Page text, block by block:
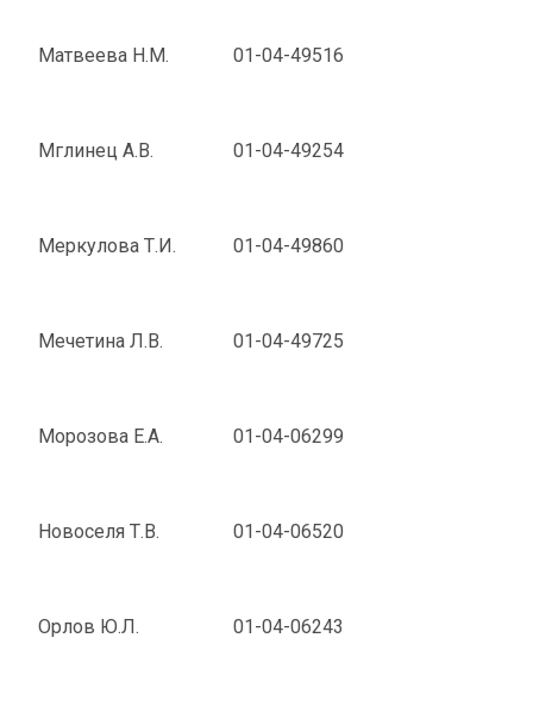
Матвеева Н.М. 01-04-49516
Мглинец А.В. 01-04-49254
Меркулова Т.И. 01-04-49860
Мечетина Л.В. 01-04-49725
Морозова Е.А. 01-04-06299
Новоселя Т.В. 01-04-06520
Орлов Ю.Л. 01-04-06243